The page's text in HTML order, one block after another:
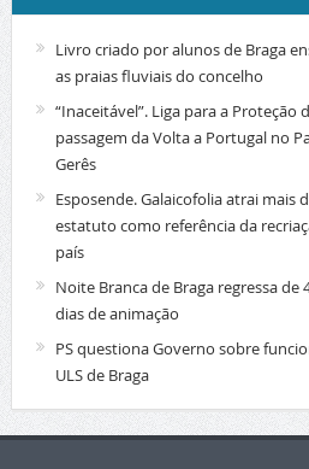
Livro criado por alunos de Braga
as praias fluviais do concelho
“Inaceitável”. Liga para a Proteção
passagem da Volta a Portugal no
Gerês
Esposende. Galaicofolia atrai mais
estatuto como referência da
país
Noite Branca de Braga regressa
dias de animação
PS questiona Governo sobre
ULS de Braga